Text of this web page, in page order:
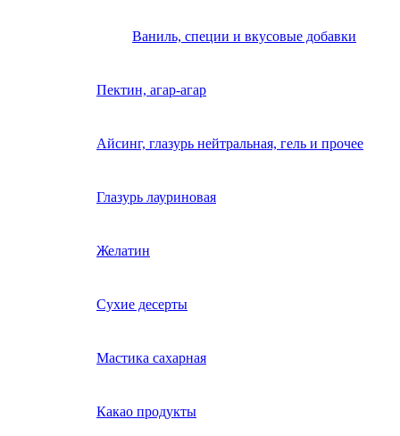
Ваниль, специи и вкусовые добавки
Пектин, агар-агар
Айсинг, глазурь нейтральная, гель и прочее
Глазурь лауриновая
Желатин
Сухие десерты
Мастика сахарная
Какао продукты